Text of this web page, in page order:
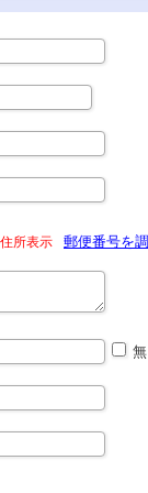
所表示
郵便番号を